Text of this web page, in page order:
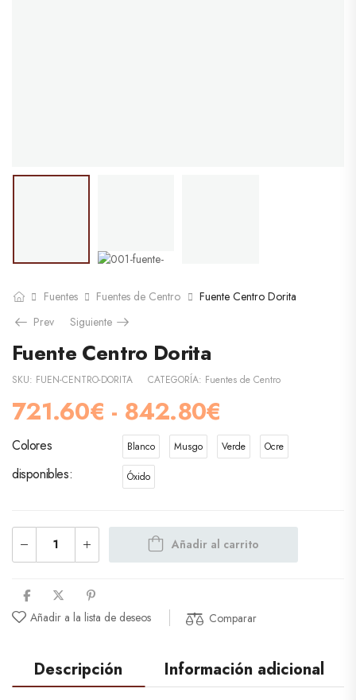
Fuentes Fuentes de Centro
Fuente Centro Dorita
Prev
Siguiente
Fuente Centro Dorita
SKU: FUEN-CENTRO-DORITA CATEGORÍA: Fuentes de Centro
721.60€ - 842.80€
Colores
disponibles
Blanco Musgo Verde Ocre
Óxido
Añadir al carrito
Añadir a la lista de deseos Comparar
Descripción Información adicional